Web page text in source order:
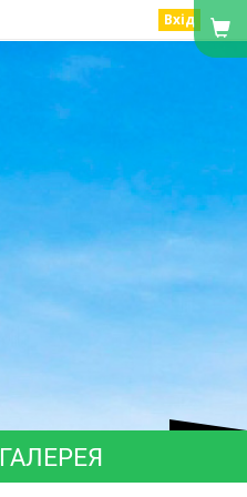
Вхід
ГАЛЕРЕЯ